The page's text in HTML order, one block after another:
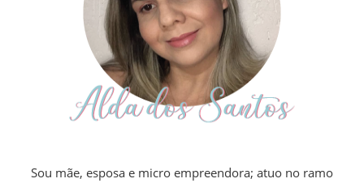
Sou mãe, esposa e micro empreendora; atuo no ramo